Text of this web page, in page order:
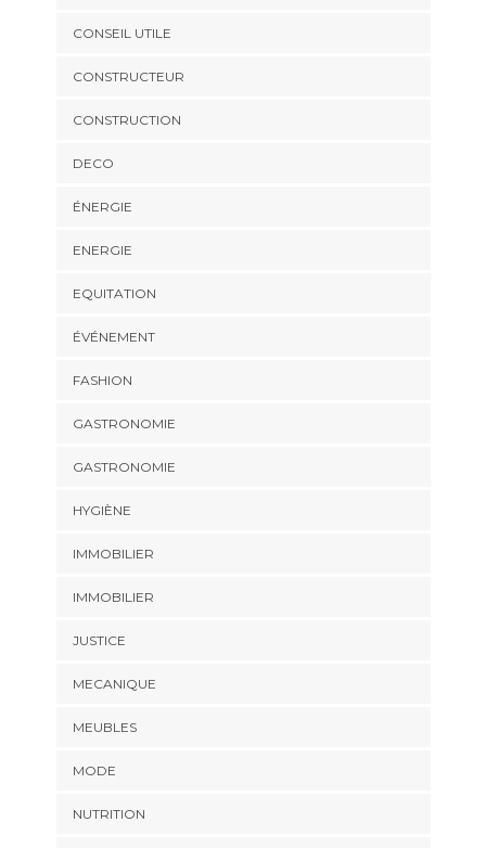
CONSEIL UTILE
CONSTRUCTEUR
CONSTRUCTION
DECO
ÉNERGIE
ENERGIE
EQUITATION
ÉVÉNEMENT
FASHION
GASTRONOMIE
GASTRONOMIE
HYGIÈNE
IMMOBILIER
IMMOBILIER
JUSTICE
MECANIQUE
MEUBLES
MODE
NUTRITION